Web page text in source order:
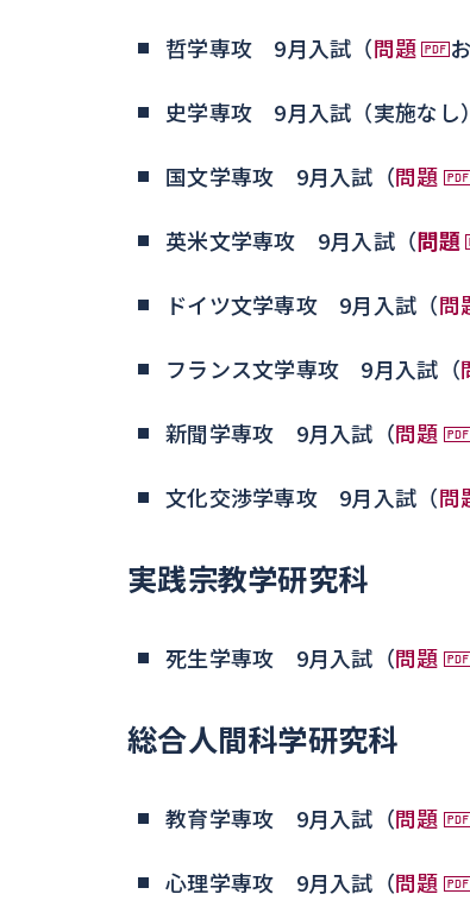
哲学専攻 9月入試（問題
史学専攻 9月入試（実施なし
国文学専攻 9月入試（問題
英米文学専攻 9月入試（問題
ドイツ文学専攻 9月入試（問
フランス文学専攻 9月入試（
新聞学専攻 9月入試（問題
文化交渉学専攻 9月入試（問
実践宗教学研究科
死生学専攻 9月入試（問題
総合人間科学研究科
教育学専攻 9月入試（問題
心理学専攻 9月入試（問題